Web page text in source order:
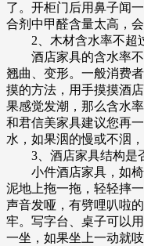
了。开柜门后用鼻子闻
合剂中甲醛含量太高，会
2、木材含水率不超
酒店家具的含水率不
翘曲、变形。一般消费
摸的方法，用手摸摸酒
果感觉发潮，那么含水
和君信美家具建议您再
水，如果洇的慢或不洇
3、酒店家具结构是
小件酒店家具，如椅
泥地上拖一拖，轻轻摔
声音发哑，有劈哩叭啦
牢。写字台、桌子可以
一坐，如果坐上一动就